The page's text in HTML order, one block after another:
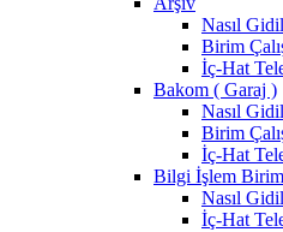
Nasıl
Birim
İç-Hat
Bakom ( Garaj )
Nasıl
Birim
İç-Hat
Bilgi İşlem
Nasıl
İç-Hat